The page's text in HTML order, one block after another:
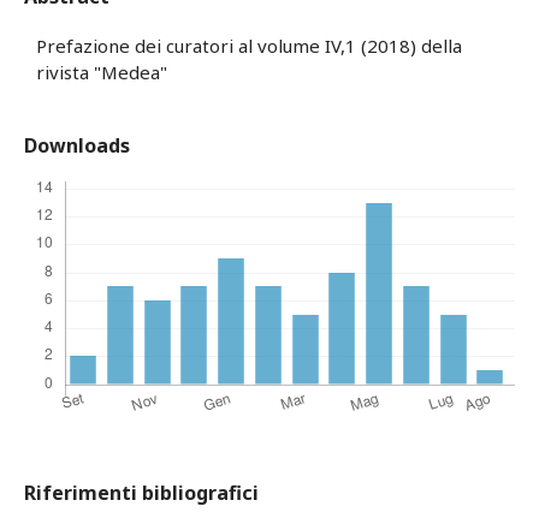
Prefazione dei curatori al volume IV,1 (2018) della
rivista "Medea"
Downloads
Riferimenti bibliografici